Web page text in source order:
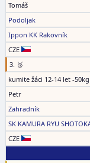
Tomáš
Podoljak
Ippon KK Rakovník
CZE
3. 🥉
kumite žáci 12-14 let -50kg
Petr
Zahradník
SK KAMURA RYU
CZE